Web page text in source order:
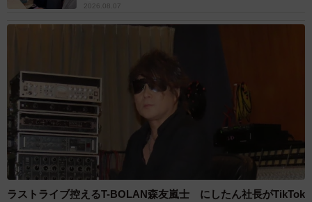
2026.08.07
ラストライブ控えるT-BOLAN森友嵐士 にしたん社長がTikTok